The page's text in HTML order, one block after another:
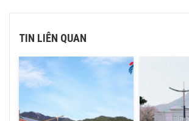
TIN LIÊN QUAN